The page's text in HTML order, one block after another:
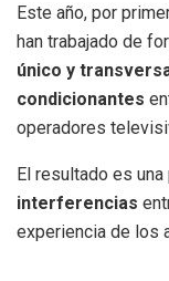
Este año, por
han trabajado de
único y
condicionantes
operadores
El resultado es
interferencias
experiencia de los